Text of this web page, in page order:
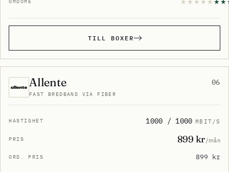
TILL BOXER
06
Allente
FAST BREDBAND VIA FIBER
1000 / 1000 MBIT/S
899 kr/mån
899 kr